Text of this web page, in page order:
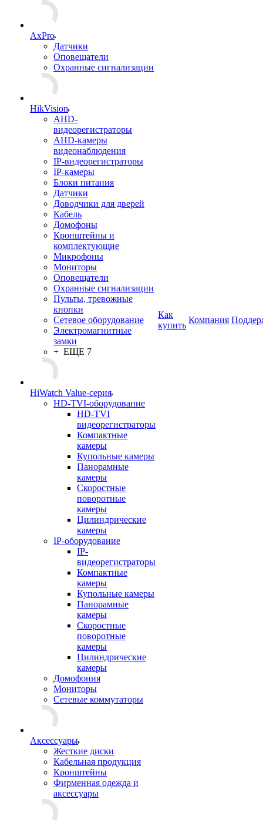
AxPro
Датчики
Оповещатели
Охранные сигнализации
HikVision
AHD-
видеорегистраторы
AHD-камеры
видеонаблюдения
IP-видеорегистраторы
IP-камеры
Блоки питания
Датчики
Доводчики для дверей
Кабель
Домофоны
Кронштейны и
комплектующие
Микрофоны
Мониторы
Оповещатели
Охранные сигнализации
Пульты, тревожные
кнопки
Сетевое оборудование
Электромагнитные
замки
+ ЕЩЕ 7
HiWatch Value-серия
HD-TVI-оборудование
HD-TVI
видеорегистраторы
Компактные
камеры
Купольные камеры
Панорамные
камеры
Скоростные
поворотные
камеры
Цилиндрические
камеры
IP-оборудование
IP-
видеорегистраторы
Компактные
камеры
Купольные камеры
Панорамные
камеры
Скоростные
поворотные
камеры
Цилиндрические
камеры
Домофония
Мониторы
Сетевые коммутаторы
Аксессуары
Жесткие диски
Кабельная продукция
Кронштейны
Фирменная одежда и
аксессуары
Как
купить
Компания